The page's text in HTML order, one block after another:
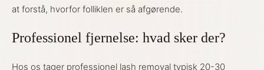
at forstå, hvorfor folliklen er så afgørende.
Professionel fjernelse: hvad sker der?
Hos os tager professionel lash removal typisk 20-30